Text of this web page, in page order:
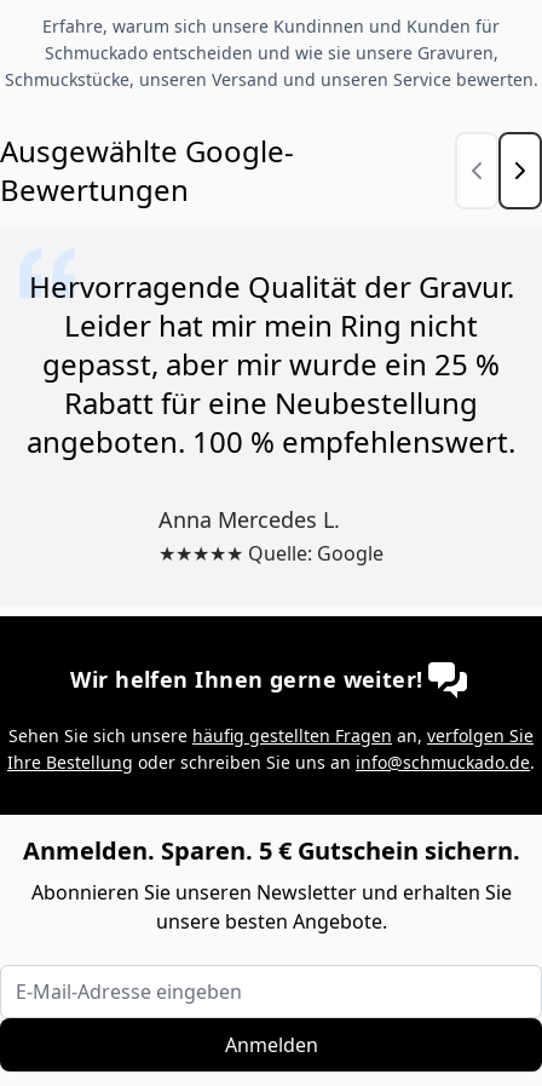
Erfahre, warum sich unsere Kundinnen und Kunden für
Schmuckado entscheiden und wie sie unsere Gravuren,
Schmuckstücke, unseren Versand und unseren Service bewerten.
Ausgewählte Google-
Bewertungen
Hervorragende Qualität der Gravur.
Leider hat mir mein Ring nicht
gepasst, aber mir wurde ein 25 %
Rabatt für eine Neubestellung
angeboten. 100 % empfehlenswert.
Anna Mercedes L.
★★★★★ Quelle: Google
Wir helfen Ihnen gerne weiter!
Sehen Sie sich unsere häufig gestellten Fragen an, verfolgen Sie
Ihre Bestellung oder schreiben Sie uns an info@schmuckado.de.
Anmelden. Sparen. 5 € Gutschein sichern.
Abonnieren Sie unseren Newsletter und erhalten Sie
unsere besten Angebote.
E-Mail-Adresse eingeben
Anmelden